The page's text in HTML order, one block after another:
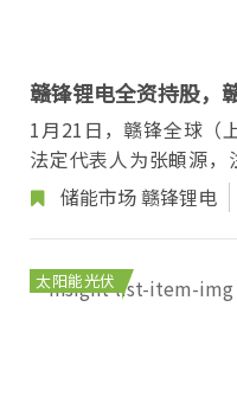
赣锋锂电全资持股，
限公司成立
1月21日，赣锋全球（
法定代表人为张頔源
围含软件开发、货物进
储能市场赣锋锂电
太阳能光伏